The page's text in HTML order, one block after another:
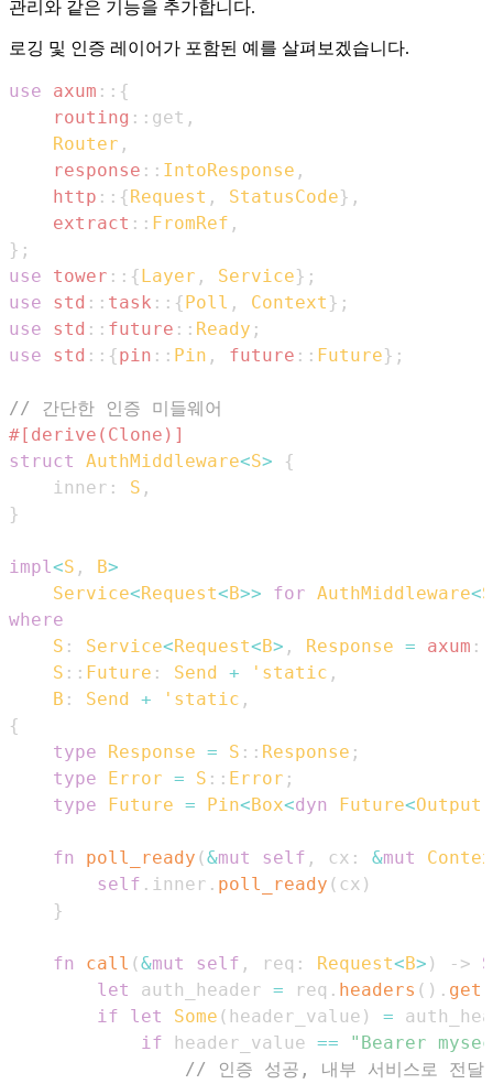
관리와 같은 기능을 추가합니다.
로깅 및 인증 레이어가 포함된 예를 살펴보겠습니다.
use axum :: {
routing :: get ,
Router ,
response :: IntoResponse ,
http :: { Request , StatusCode} ,
extract :: FromRef ,
} ;
use
tower :: { Layer , Service} ;
use
std :: task :: { Poll , Context } ;
use
std :: future :: Ready ;
use
std :: {pin :: Pin , future :: Future} ;
// 간단한 인증 미들웨어
#[derive(Clone)]
struct
AuthMiddleware<S>
{
    inner
: S ,
}
impl<S , B>
Service<Request< B>> for AuthMiddleware<S
where
S : Service<Request< B> , Response = axum ::
S :: Future : Send + 'static ,
B : Send + 'static ,
{
type
Response = S :: Response ;
type
Error = S :: Error ;
type
Future = Pin< Box<dyn Future<Output
fn poll_ready (&mut self , cx : &mut
self . inner . poll_ready ( cx )
}
fn call (&mut self , req : Request< B> ) ->
let
auth_header = req . headers ( ) . get
if
let Some ( header_value ) =
if header_value ==
"Bearer
// 인증 성공, 내부 서비스로 전달